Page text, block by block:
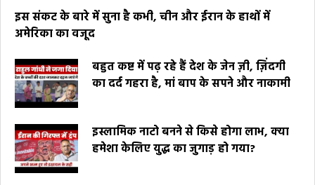
इस संकट के बारे में सुना है कभी, चीन और ईरान के हाथों में
अमेरिका का वजूद
बहुत कष्ट में पढ़ रहे हैं देश के जेन ज़ी, ज़िंदगी
का दर्द गहरा है, मां बाप के सपने और नाकामी
इस्लामिक नाटो बनने से किसे होगा लाभ, क्या
हमेशा केलिए युद्ध का जुगाड़ हो गया?